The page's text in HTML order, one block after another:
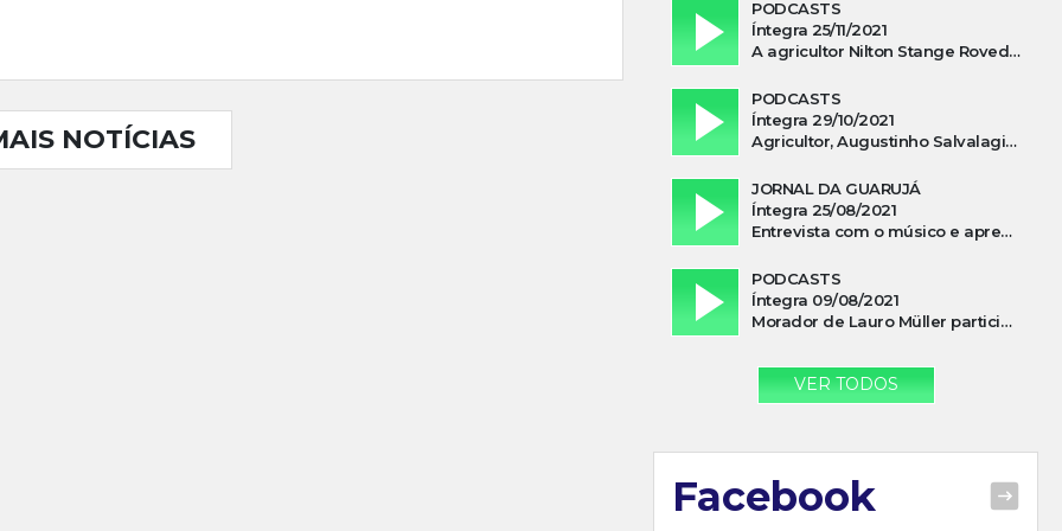
NOTÍCIAS
PODCASTS
Íntegra 25/11/2021
A agricultor Nilton Stange Roveda, afirma ter recebido ajuda espiritual durante acidente
PODCASTS
Íntegra 29/10/2021
Agricultor, Augustinho Salvalagio, relata sobre aparição do Cavaleiro Negro no Rio das Furnas
JORNAL DA GUARUJÁ
Íntegra 25/08/2021
Entrevista com o músico e apresentador, Lismael Ferrareis, no Cidade e Campo
PODCASTS
Íntegra 09/08/2021
Morador de Lauro Müller participa de motociata em apoio a Bolsonaro
VER TODOS
Facebook